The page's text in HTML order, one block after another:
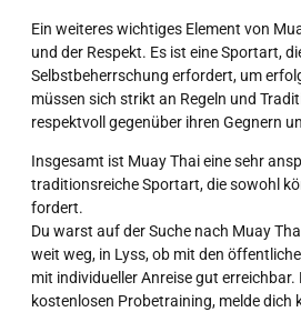
Ein weiteres wichtiges Element von
und der Respekt. Es ist eine Sportart,
Selbstbeherrschung erfordert, um
müssen sich strikt an Regeln und
respektvoll gegenüber ihren Gegnern
Insgesamt ist Muay Thai eine sehr
traditionsreiche Sportart, die sowohl
fordert.
Du warst auf der Suche nach Muay
weit weg, in Lyss, ob mit den
mit individueller Anreise gut
kostenlosen Probetraining, melde dich